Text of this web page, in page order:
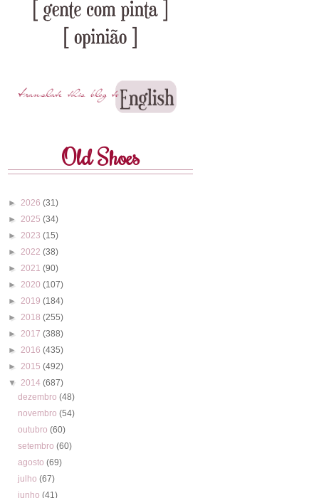
Old Shoes
► 2026 (31)
► 2025 (34)
► 2023 (15)
► 2022 (38)
► 2021 (90)
► 2020 (107)
► 2019 (184)
► 2018 (255)
► 2017 (388)
► 2016 (435)
► 2015 (492)
▼ 2014 (687)
dezembro(48)
novembro(54)
outubro(60)
setembro(60)
agosto(69)
julho(67)
junho(41)